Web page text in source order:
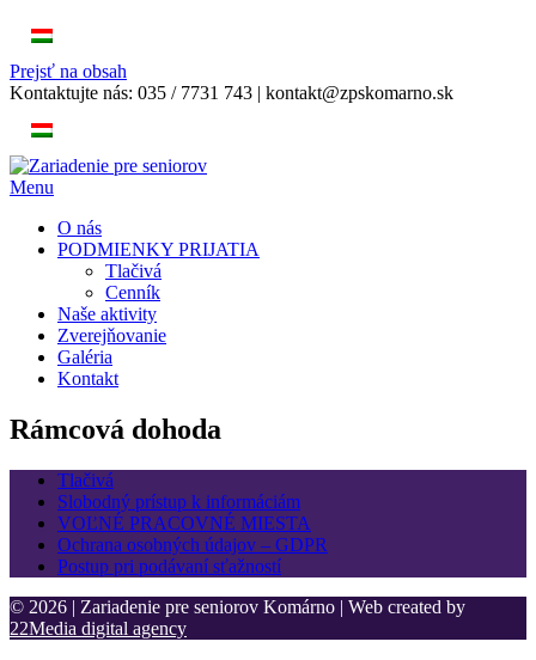
Prejsť na obsah
Kontaktujte nás: 035 / 7731 743 | kontakt@zpskomarno.sk
Menu
O nás
PODMIENKY PRIJATIA
Tlačivá
Cenník
Naše aktivity
Zverejňovanie
Galéria
Kontakt
Rámcová dohoda
Tlačivá
Slobodný prístup k informáciám
VOĽNÉ PRACOVNÉ MIESTA
Ochrana osobných údajov – GDPR
Postup pri podávaní sťažností
© 2026 | Zariadenie pre seniorov Komárno | Web created by
22Media digital agency